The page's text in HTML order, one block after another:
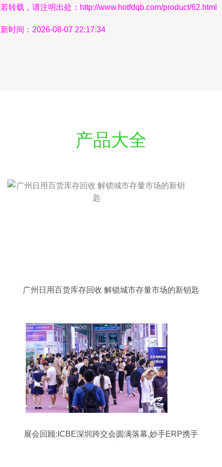
转载，请注明出处：http://www.hotfdqb.com/product/62.html
时间：2026-08-07 22:17:34
产品大全
广州日用百货库存回收 解锁城市存量市场的新钥匙
展会回顾:ICBE深圳跨交会圆满落幕,妙手ERP携手